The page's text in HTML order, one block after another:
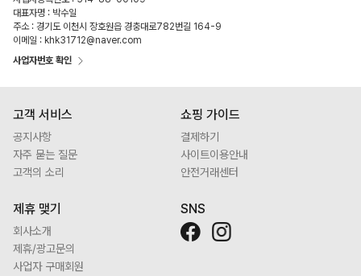
대표자명 : 박수일
주소 : 경기도 이천시 장호원읍 경충대로782번길 164-9
이메일 : khk31712@naver.com
사업자번호 확인
고객 서비스
공지사항
자주 묻는 질문
고객의 소리
쇼핑 가이드
결제하기
사이트이용안내
안전거래센터
제휴 맺기
회사소개
제휴/광고문의
사업자 구매회원
SNS